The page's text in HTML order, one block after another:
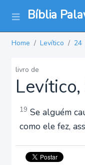
Bíblia
Home Levítico 24
livro de
19 Se alguém
como ele fez,